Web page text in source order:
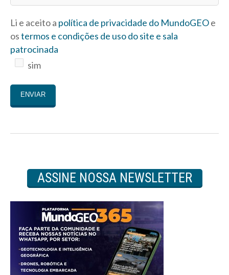
Li e aceito a política de privacidade do MundoGEOe
ostermos e condições de uso do site e sala
patrocinada
sim
ASSINE NOSSA NEWSLETTER